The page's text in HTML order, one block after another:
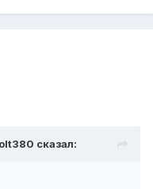
сказал: